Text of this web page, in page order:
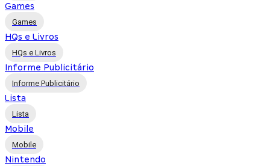
Games
Games
HQs e Livros
HQs e Livros
Informe Publicitário
Informe Publicitário
Lista
Lista
Mobile
Mobile
Nintendo